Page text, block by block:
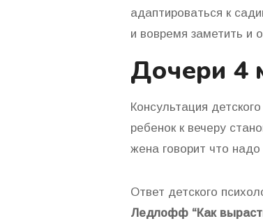
адаптироваться к
и вовремя заметить и
Дочери 4
Консультация
ребенок к вечеру
жена говорит что
Ответ детского
Ледлофф “Как